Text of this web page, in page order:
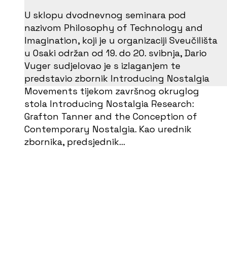
U sklopu dvodnevnog seminara pod
nazivom Philosophy of Technology and
Imagination, koji je u organizaciji Sveučilišta
u Osaki održan od 19. do 20. svibnja, Dario
Vuger sudjelovao je s izlaganjem te
predstavio zbornik Introducing Nostalgia
Movements tijekom završnog okruglog
stola Introducing Nostalgia Research:
Grafton Tanner and the Conception of
Contemporary Nostalgia. Kao urednik
zbornika, predsjednik…